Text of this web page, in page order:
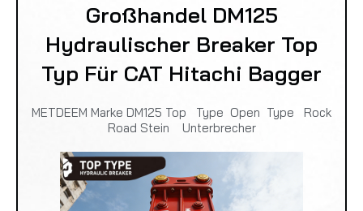
Großhandel DM125
Hydraulischer Breaker Top
Typ Für CAT Hitachi Bagger
METDEEM Marke DM125 Top Type Open Type Rock
Road Stein Unterbrecher